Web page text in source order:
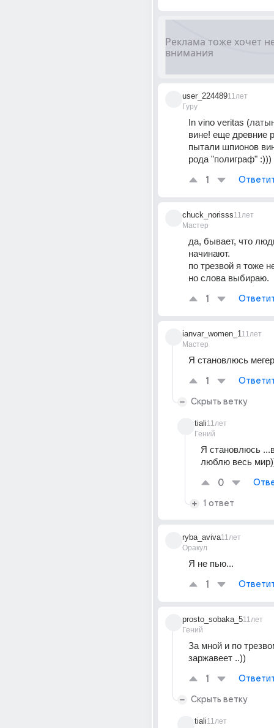
user_224489
Гуру
11лет
In vino veritas
вине! еще древние
пытали шпионов
рода "полиграф" :)))
1
chuck_norisss
Мастер
11лет
да, бывает, что
начинают.
по трезвой я тоже
но слова выбираю.
1
ianvar_women_1
Мастер
11лет
Я становлюсь
1
Скрыть ветку
tiali
Гений
11лет
Я становлюсь
люблю весь
0
1 ответ
ryba_aviva
Оракул
11лет
Я не пью...
1
prosto_sobaka_5
Гений
11лет
За мной и по
заржавеет ..))
1
Скрыть ветку
tiali11лет